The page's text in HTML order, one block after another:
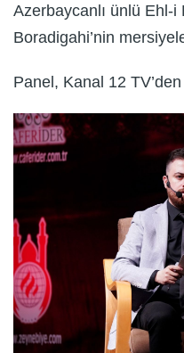
Azerbaycanlı ünlü Ehl-i
Boradigahi’nin
Panel, Kanal 12